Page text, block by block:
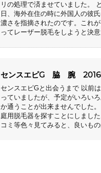
リの処理で済ませていました。
日、海外在住の時に外国人の彼
濃さを指摘されたのです。これ
ってレーザー脱毛をしようと決
センスエピG 脇 腕
センスエピGと出会うまで 以前
っていましたが、予定がいろい
か通うことが出来ませんでした
庭用脱毛器を探すことにしまし
コミ等色々見てみると、良いも